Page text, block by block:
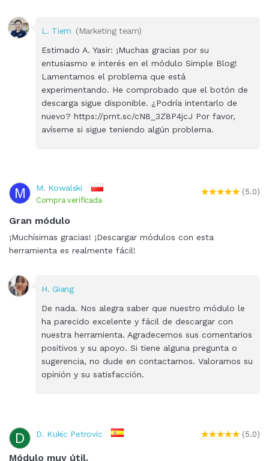
L. Tiem (Marketing team)
Estimado A. Yasir: ¡Muchas gracias por su
entusiasmo e interés en el módulo Simple Blog!
Lamentamos el problema que está
experimentando. He comprobado que el botón de
descarga sigue disponible. ¿Podría intentarlo de
nuevo? https://prnt.sc/cN8_3Z8P4jcJ Por favor,
avíseme si sigue teniendo algún problema.
M M. Kowalski
Compra verificada
(5.0)
Gran módulo
¡Muchísimas gracias! ¡Descargar módulos con esta
herramienta es realmente fácil!
H. Giang
De nada. Nos alegra saber que nuestro módulo le
ha parecido excelente y fácil de descargar con
nuestra herramienta. Agradecemos sus comentarios
positivos y su apoyo. Si tiene alguna pregunta o
sugerencia, no dude en contactarnos. Valoramos su
opinión y su satisfacción.
D D. Kukic Petrovic (5.0)
Módulo muy útil.